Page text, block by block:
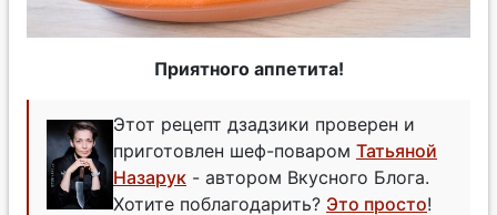
Приятного аппетита!
Этот рецепт дзадзики проверен и
приготовлен шеф-поваром Татьяной
Назарук - автором Вкусного Блога.
Хотите поблагодарить? Это просто!